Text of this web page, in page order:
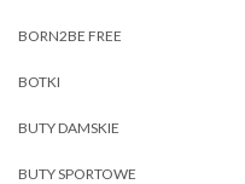
BORN2BE FREE
BOTKI
BUTY DAMSKIE
BUTY SPORTOWE